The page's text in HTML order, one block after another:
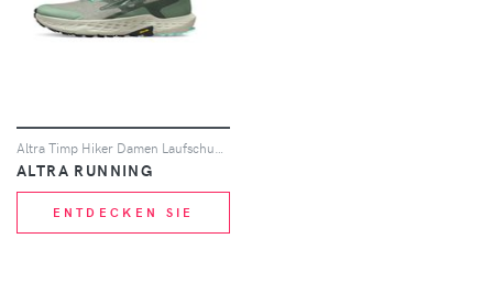
Altra Timp Hiker Damen Laufschuhe Für Damen
ALTRA RUNNING
ENTDECKEN SIE